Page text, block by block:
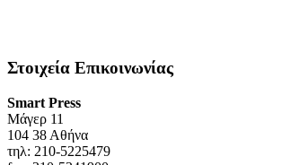
Στοιχεία Επικοινωνίας
Smart Press
Mάγερ 11
104 38 Αθήνα
τηλ: 210-5225479